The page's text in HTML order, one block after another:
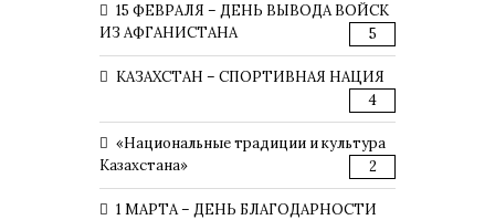
15 ФЕВРАЛЯ – ДЕНЬ ВЫВОДА ВОЙСК
ИЗ АФГАНИСТАНА
5
КАЗАХСТАН – СПОРТИВНАЯ НАЦИЯ
4
«Национальные традиции и культура
Казахстана»
2
1 МАРТА – ДЕНЬ БЛАГОДАРНОСТИ